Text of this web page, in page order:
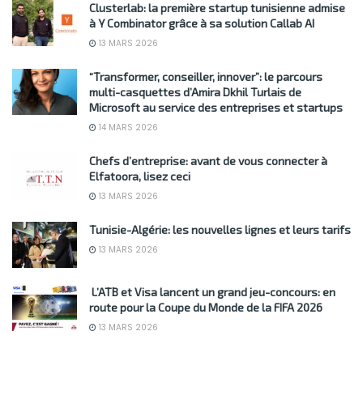
Clusterlab: la première startup tunisienne admise
à Y Combinator grâce à sa solution Callab AI
13 MARS 2026
“Transformer, conseiller, innover”: le parcours
multi-casquettes d’Amira Dkhil Turlais de
Microsoft au service des entreprises et startups
14 MARS 2026
Chefs d’entreprise: avant de vous connecter à
Elfatoora, lisez ceci
13 MARS 2026
Tunisie-Algérie: les nouvelles lignes et leurs tarifs
13 MARS 2026
L’ATB et Visa lancent un grand jeu-concours: en
route pour la Coupe du Monde de la FIFA 2026
13 MARS 2026